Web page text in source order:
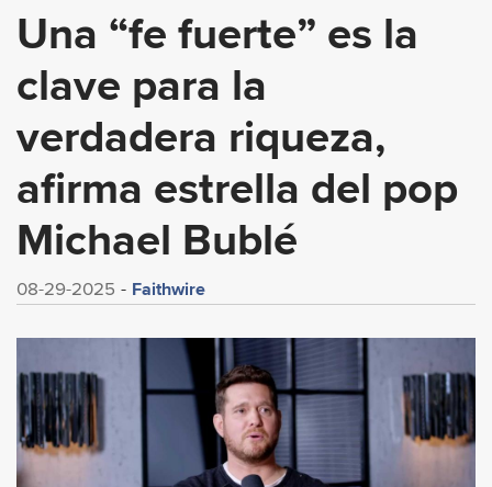
Una “fe fuerte” es la
clave para la
verdadera riqueza,
afirma estrella del pop
Michael Bublé
08-29-2025 Faithwire